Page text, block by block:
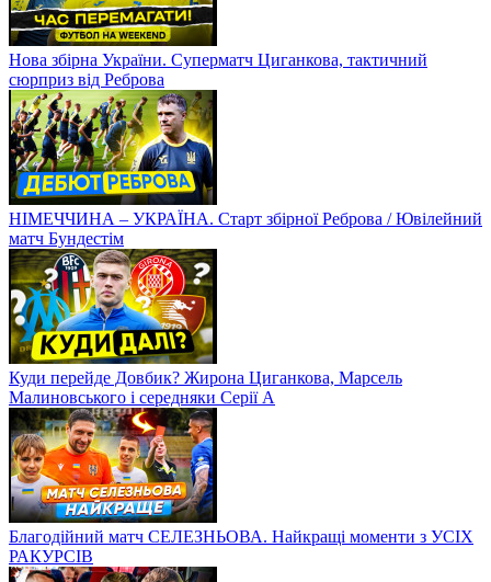
Нова збірна України. Суперматч Циганкова, тактичний
сюрприз від Реброва
НІМЕЧЧИНА – УКРАЇНА. Старт збірної Реброва / Ювілейний
матч Бундестім
Куди перейде Довбик? Жирона Циганкова, Марсель
Малиновського і середняки Серії А
Благодійний матч СЕЛЕЗНЬОВА. Найкращі моменти з УСІХ
РАКУРСІВ